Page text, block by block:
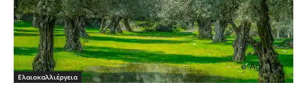
Ελαιοκαλλιέργεια